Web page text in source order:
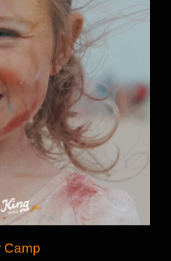
Summer Camp
Camp